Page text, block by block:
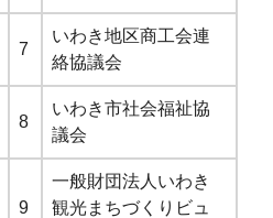
7
いわき地区商工会連
絡協議会
8
いわき市社会福祉協
議会
9
一般財団法人いわき
観光まちづくりビュ